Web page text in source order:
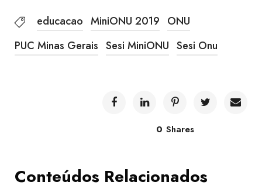
educacao MiniONU 2019 ONU
PUC Minas Gerais Sesi MiniONU Sesi Onu
0 Shares
Conteúdos Relacionados